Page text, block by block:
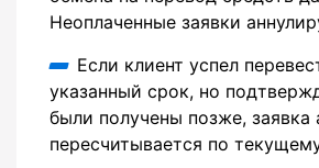
Неоплаченные заявки
Если клиент успел
указанный срок, но
были получены позже, заявка
пересчитывается по